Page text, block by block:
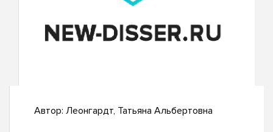
Автор: Леонгардт, Татьяна Альбертовна